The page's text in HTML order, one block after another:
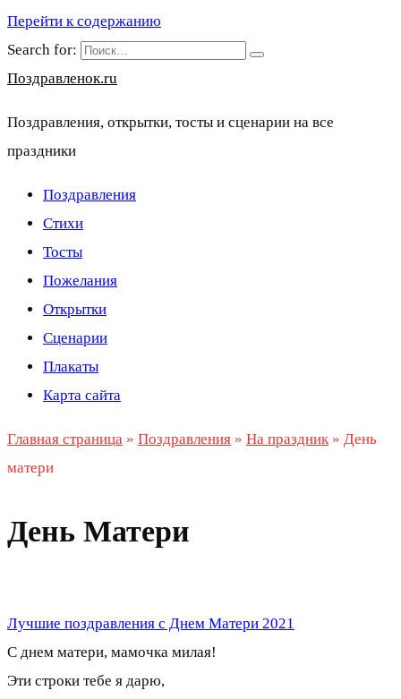
Перейти к содержанию
Search for:
Поздравленок.ru
Поздравления, открытки, тосты и сценарии на все
праздники
Поздравления
Стихи
Тосты
Пожелания
Открытки
Сценарии
Плакаты
Карта сайта
Главная страница » Поздравления » На праздник » День
матери
День Матери
Лучшие поздравления с Днем Матери 2021
С днем матери, мамочка милая!
Эти строки тебе я дарю,